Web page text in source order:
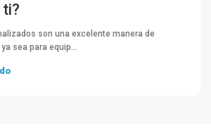
son una excelente manera de
sea para equip...